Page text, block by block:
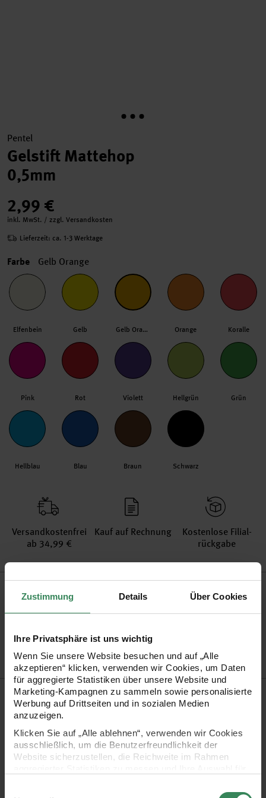
Zustimmung Details Über Cookies
Ihre Privatsphäre ist uns wichtig
Wenn Sie unsere Website besuchen und auf „Alle
akzeptieren“ klicken, verwenden wir Cookies, um Daten
für aggregierte Statistiken über unsere Website und
Marketing-Kampagnen zu sammeln sowie personalisierte
Werbung auf Drittseiten und in sozialen Medien
anzuzeigen.
Klicken Sie auf „Alle ablehnen“, verwenden wir Cookies
ausschließlich, um die Benutzerfreundlichkeit der
Website sicherzustellen, die Reichweite im Rahmen
Pentel
Gelstift Mattehop
0,5mm
2,99 €
inkl. MwSt. / zzgl. Versandkosten
Lieferzeit: ca. 1-3 Werktage
Farbe Gelb Orange
Elfenbein Gelb Gelb Orange Orange Koralle
Pink Rot Violett Hellgrün Grün
Hellblau Blau Braun Schwarz
Versand­kosten­frei
ab 34,99 €
Kauf auf Rechnung
Kosten­lose Filial­
rückgabe
Bestell-Nr.3730973
Produktbeschreibung
Der Pentel Gel-Tintenroller Mattehop verfügt über eine 0,5
mm Schreibspitze und eine hochdeckende Tinte. Die Tinte
eignet sich für farbiges und dunkles Papier sowie für
Fotopapier und beschichtete Oberflächen. Das
Kunststoffgehäuse ist mit einer leicht strukturierten Griffzone